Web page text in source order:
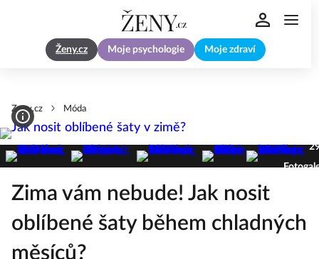
Ženy.cz Moje psychologie Moje zdraví
Zeny.cz Móda
Zima vám nebude! Jak nosit
oblíbené šaty během chladných
měsíců?